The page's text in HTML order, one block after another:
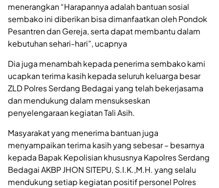
menerangkan “Harapannya adalah bantuan sosial
sembako ini diberikan bisa dimanfaatkan oleh Pondok
Pesantren dan Gereja, serta dapat membantu dalam
kebutuhan sehari-hari”, ucapnya
Dia juga menambah kepada penerima sembako kami
ucapkan terima kasih kepada seluruh keluarga besar
ZLD Polres Serdang Bedagai yang telah bekerjasama
dan mendukung dalam mensukseskan
penyelengaraan kegiatan Tali Asih.
Masyarakat yang menerima bantuan juga
menyampaikan terima kasih yang sebesar – besarnya
kepada Bapak Kepolisian khususnya Kapolres Serdang
Bedagai AKBP JHON SITEPU, S.I.K.,M.H. yang selalu
mendukung setiap kegiatan positif personel Polres